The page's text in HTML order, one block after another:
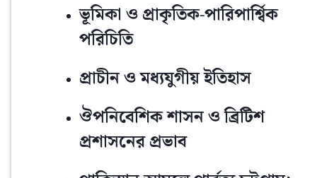
ভূমিকা ও প্রাকৃতিক-পারিপার্শ্বিক
পরিচিতি
প্রাচীন ও মধ্যযুগীয় ইতিহাস
ঔপনিবেশিক শাসন ও ব্রিটিশ
প্রশাসনের প্রভাব